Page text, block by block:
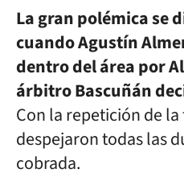
La gran polémica se
cuando Agustín
dentro del área por
árbitro Bascuñán
Con la repetición de
despejaron todas las
cobrada.